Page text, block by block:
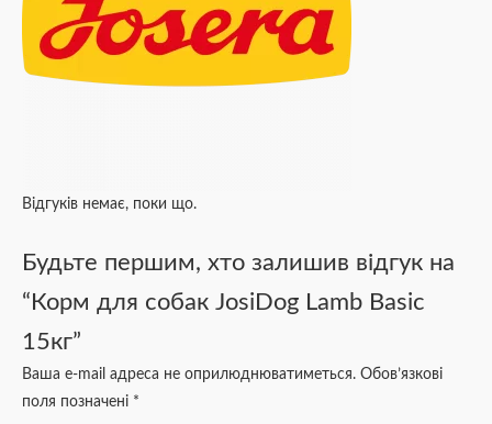
Відгуків немає, поки що.
Будьте першим, хто залишив відгук на
“Корм для собак JosiDog Lamb Basic
15кг”
Ваша e-mail адреса не оприлюднюватиметься. Обов’язкові
поля позначені *